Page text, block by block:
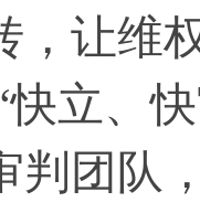
，让维
快立、
判团队